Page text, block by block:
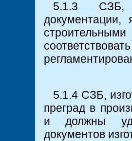
5.1.3 СЗБ,
5.1.4 СЗБ,
преград в
и должны
документов